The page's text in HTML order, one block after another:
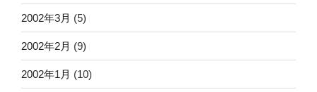
2002年3月 (5)
2002年2月 (9)
2002年1月 (10)